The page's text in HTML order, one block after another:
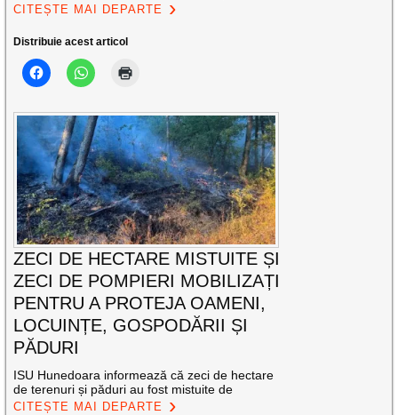
CITEȘTE MAI DEPARTE
Distribuie acest articol
ZECI DE HECTARE MISTUITE ȘI
ZECI DE POMPIERI MOBILIZAȚI
PENTRU A PROTEJA OAMENI,
LOCUINȚE, GOSPODĂRII ȘI
PĂDURI
ISU Hunedoara informează că zeci de hectare
de terenuri și păduri au fost mistuite de
CITEȘTE MAI DEPARTE